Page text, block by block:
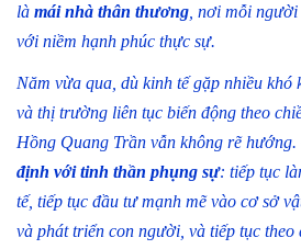
là mái nhà thân thương , nơi mỗi
với niềm hạnh phúc thực sự.
Năm vừa qua, dù kinh tế gặp nhiều khó
và thị trường liên tục biến động theo
Hồng Quang Trần vẫn không rẽ
định với tinh thần phụng sự: tiếp tục
tế, tiếp tục đầu tư mạnh mẽ vào cơ sở
và phát triển con người, và tiếp tục theo